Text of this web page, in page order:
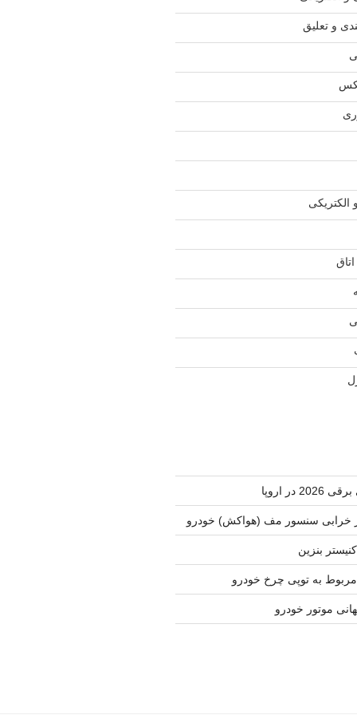
و تعلیق
الکتریکی
در اروپا
خرابی سنسور مف (هواکش) خودرو
بنزین
به توپی چرخ خودرو
موتور خودرو